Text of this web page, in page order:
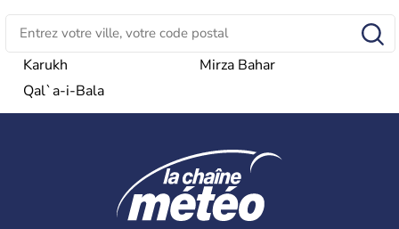
Karukh
Mirza Bahar
Qal`a-i-Bala